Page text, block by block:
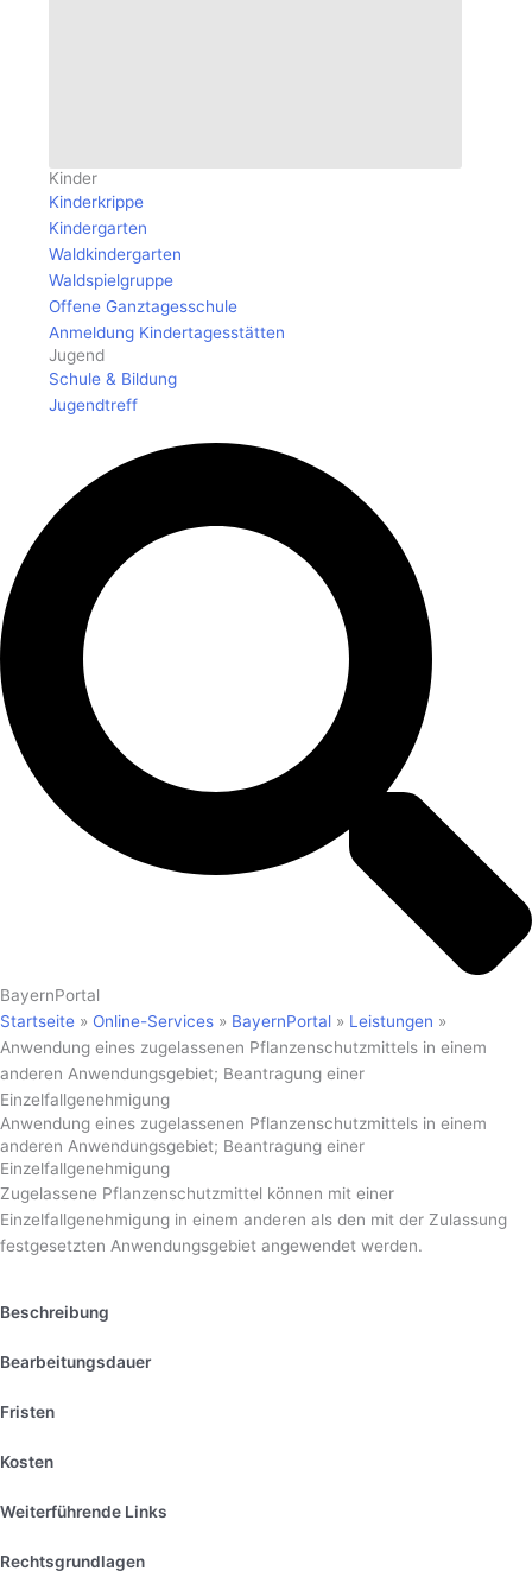
Kinder
Kinderkrippe
Kindergarten
Waldkindergarten
Waldspielgruppe
Offene Ganztagesschule
Anmeldung Kindertagesstätten
Jugend
Schule & Bildung
Jugendtreff
BayernPortal
Startseite » Online-Services » BayernPortal » Leistungen »
Anwendung eines zugelassenen Pflanzenschutzmittels in einem
anderen Anwendungsgebiet; Beantragung einer
Einzelfallgenehmigung
Anwendung eines zugelassenen Pflanzenschutzmittels in einem
anderen Anwendungsgebiet; Beantragung einer
Einzelfallgenehmigung
Zugelassene Pflanzenschutzmittel können mit einer
Einzelfallgenehmigung in einem anderen als den mit der Zulassung
festgesetzten Anwendungsgebiet angewendet werden.
Beschreibung
Bearbeitungsdauer
Fristen
Kosten
Weiterführende Links
Rechtsgrundlagen